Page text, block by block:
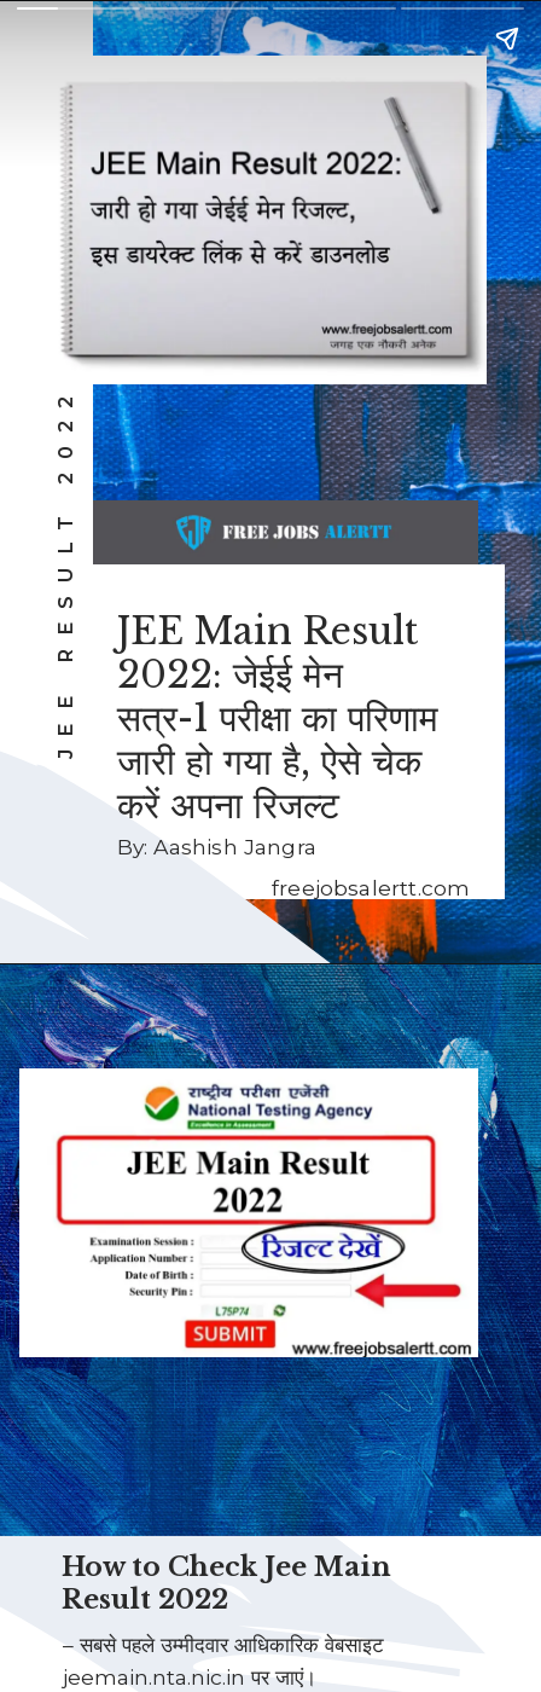
JEE Main Result
2022: जेईई मेन
सत्र-1 परीक्षा का परिणाम
जारी हो गया है, ऐसे चेक
करें अपना रिजल्ट
By: Aashish Jangra
JEE RESULT 2022
freejobsalertt.com
How to Check Jee Main
Result 2022
– सबसे पहले उम्मीदवार आधिकारिक वेबसाइट
jeemain.nta.nic.in पर जाएं।